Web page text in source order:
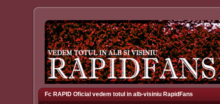
Fc RAPID Oficial vedem totul in alb-visiniu RapidFans